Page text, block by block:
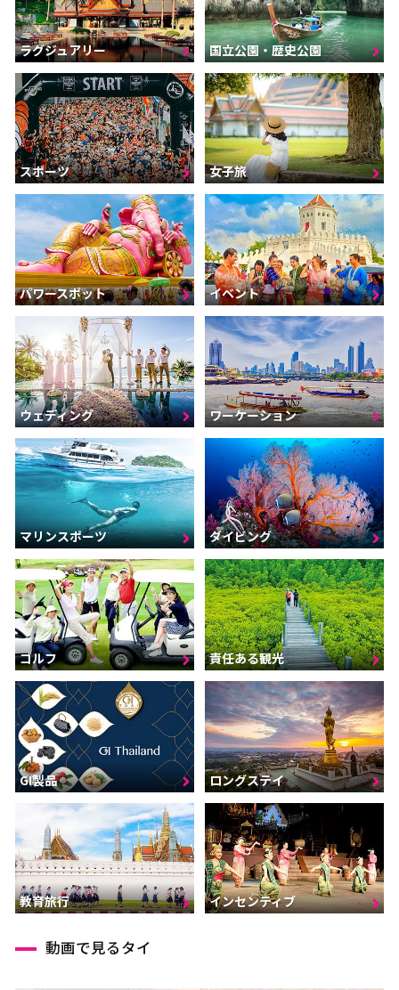
ラグジュアリー 国立公園・歴史公園
スポーツ 女子旅
パワースポット イベント
ウェディング ワーケーション
マリンスポーツ ダイビング
ゴルフ 責任ある観光
GI製品 ロングステイ
教育旅行 インセンティブ
動画で見るタイ